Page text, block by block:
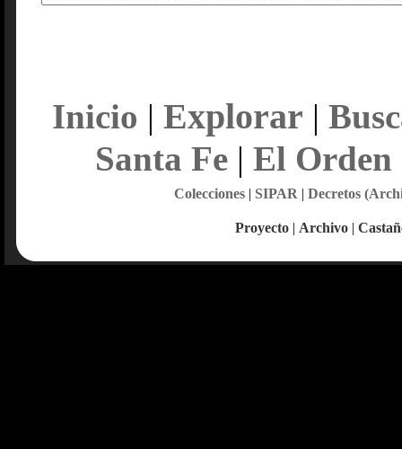
Inicio | Explorar |
Santa Fe| El Orden
Colecciones| SIPAR | Decretos
Proyecto | Archivo |